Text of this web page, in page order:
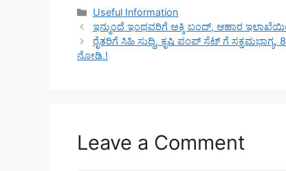
Categories
Useful Information
ಇನ್ಮುಂದೆ ಇಂಥವರಿಗೆ ಅಕ್ಕಿ ಬಂದ್, ಆಹಾರ
ರೈತರಿಗೆ ಸಿಹಿ ಸುದ್ದಿ, ಕೃಷಿ ಪಂಪ್ ಸೆಟ್ ಗೆ
ನೋಡಿ.!
Leave a Comment